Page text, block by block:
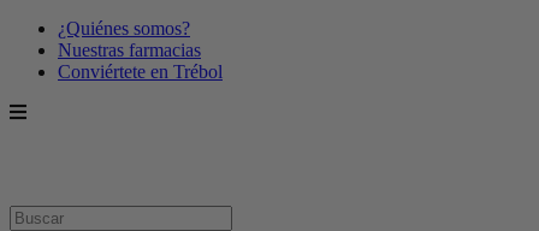
¿Quiénes somos?
Nuestras farmacias
Conviértete en Trébol